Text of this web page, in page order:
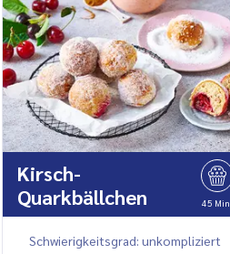
Kirsch-
Quarkbällchen
45 Min.
Schwierigkeitsgrad: unkompliziert